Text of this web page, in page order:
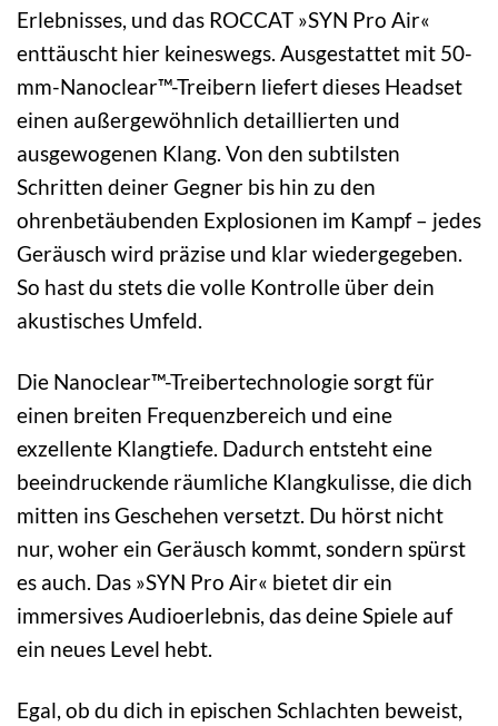
Erlebnisses, und das ROCCAT »SYN Pro Air«
enttäuscht hier keineswegs. Ausgestattet mit 50-
mm-Nanoclear™-Treibern liefert dieses Headset
einen außergewöhnlich detaillierten und
ausgewogenen Klang. Von den subtilsten
Schritten deiner Gegner bis hin zu den
ohrenbetäubenden Explosionen im Kampf – jedes
Geräusch wird präzise und klar wiedergegeben.
So hast du stets die volle Kontrolle über dein
akustisches Umfeld.
Die Nanoclear™-Treibertechnologie sorgt für
einen breiten Frequenzbereich und eine
exzellente Klangtiefe. Dadurch entsteht eine
beeindruckende räumliche Klangkulisse, die dich
mitten ins Geschehen versetzt. Du hörst nicht
nur, woher ein Geräusch kommt, sondern spürst
es auch. Das »SYN Pro Air« bietet dir ein
immersives Audioerlebnis, das deine Spiele auf
ein neues Level hebt.
Egal, ob du dich in epischen Schlachten beweist,